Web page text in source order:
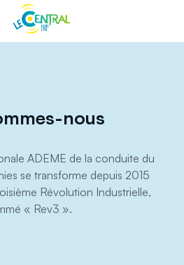
nous
ADEME de la conduite du
se transforme depuis 2015
Révolution Industrielle,
« Rev3 ».